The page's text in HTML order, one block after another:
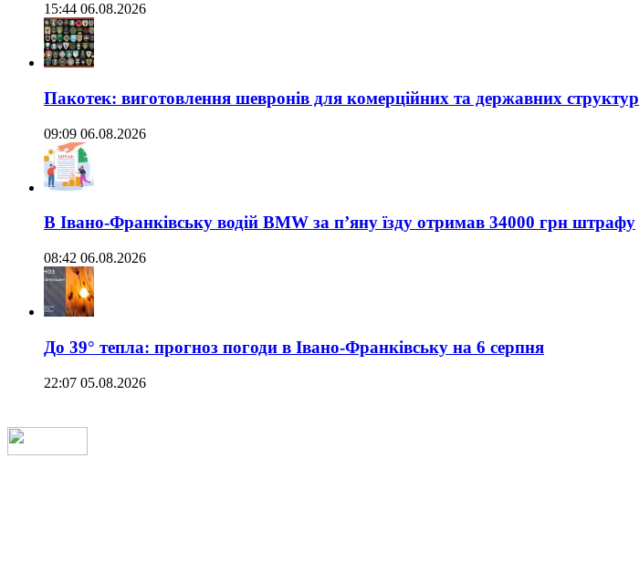
15:44 06.08.2026
Пакотек: виготовлення шевронів для комерційних та державних структур
09:09 06.08.2026
В Івано-Франківську водій BMW за п’яну їзду отримав 34000 грн штрафу
08:42 06.08.2026
До 39° тепла: прогноз погоди в Івано-Франківську на 6 серпня
22:07 05.08.2026